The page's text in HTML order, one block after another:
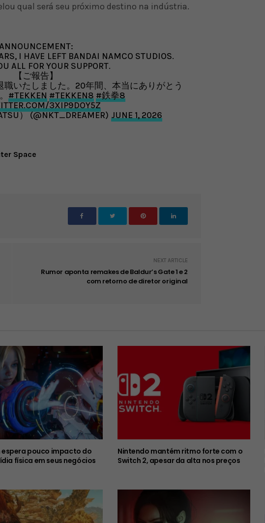
qual será seu próximo destino na indústria.
I HAVE LEFT BANDAI NAMCO STUDIOS.
ALL FOR YOUR SUPPORT.
【ご報告】
いたしました。20年間、本当にありがとう
#TEKKEN #TEKKEN8 #鉄拳8
3XIP9DOY5Z
） (@NKT_DREAMER) JUNE 1, 2026
Space
NEXT ARTICLE
Rumor aponta remakes de Baldur’s Gate 1 e 2
com retorno de diretor original
espera pouco impacto do
física em seus negócios
Nintendo mantém ritmo forte com o
Switch 2, apesar da alta nos preços